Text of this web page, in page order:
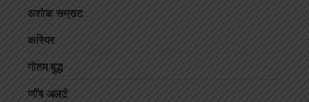
अशोक सम्राट
करियर
गौतम बुद्ध
जॉब अलर्ट